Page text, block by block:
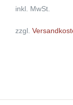
inkl. MwSt.
zzgl.